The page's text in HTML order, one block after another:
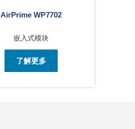
AirPrime WP7702
嵌入式模块
了解更多